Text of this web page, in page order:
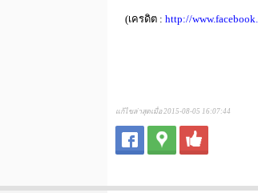
(เครดิต : http://
แก้ไขล่าสุดเมื่อ 2015-08-05 16:07:44